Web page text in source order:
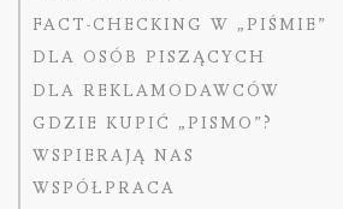
FACT-CHECKING W „PIŚMIE”
DLA OSÓB PISZĄCYCH
DLA REKLAMODAWCÓW
GDZIE KUPIĆ „PISMO”?
WSPIERAJĄ NAS
WSPÓŁPRACA